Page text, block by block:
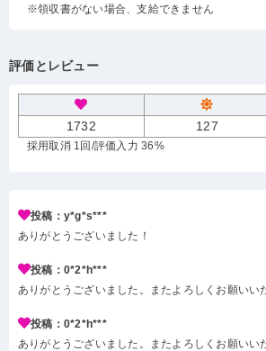
※領収書がない場合、支給できません
評価とレビュー
1732 127
採用取消 1回 /評価入力 36%
投稿：y*g*s***
ありがとうございました！
投稿：0*2*h***
ありがとうございました。またよろしくお願いい
投稿：0*2*h***
ありがとうございました。またよろしくお願いい